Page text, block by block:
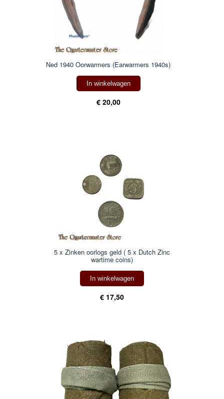
Ned 1940 Oorwarmers (Earwarmers 1940s)
In winkelwagen
€ 20,00
5 x Zinken oorlogs geld ( 5 x Dutch Zinc
wartime coins)
In winkelwagen
€ 17,50